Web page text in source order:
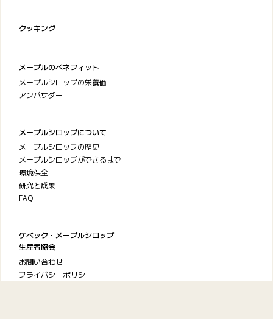
クッキング
メープルのベネフィット
メープルシロップの栄養価
アンバサダー
メープルシロップについて
メープルシロップの歴史
メープルシロップができるまで
環境保全
研究と成果
FAQ
ケベック・メープルシロップ
生産者協会
お問い合わせ
プライバシーポリシー